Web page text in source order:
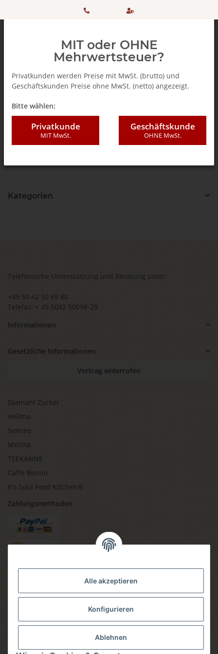
Alle akzeptieren
Konfigurieren
Ablehnen
+ 49
506 98
einkaufen
SSL
Padhalter HD 7840
Kategorien
Telefonische Unterstützung und Beratung unter:
+49 50 42 50 69 80
Telefax: + 49 5042 50698-29
Informationen
Gesetzliche Informationen
Vertrag widerrufen
Diamant Zucker
Hellma
Senseo
Melitta
TEEKANNE
Caffè Bonini
K's Soul Food Kitchen®
Zahlungsmethoden
Versandmethoden
MIT oder OHNE
Mehrwertsteuer?
Privatkunden werden Preise mit MwSt. (brutto) und
Geschäftskunden Preise ohne MwSt. (netto) angezeigt.
Bitte wählen:
Privatkunde
MIT MwSt.
Geschäftskunde
OHNE MwSt.